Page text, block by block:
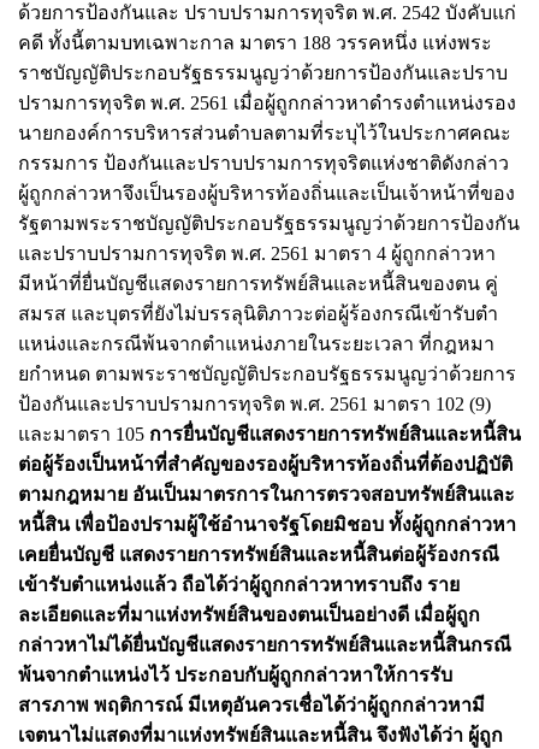
ด้วยการป้องกันและ ปราบปรามการทุจริต พ.ศ. 2542 บังคับแก่
คดี ทั้งนี้ตามบทเฉพาะกาล มาตรา 188 วรรคหนึ่ง แห่งพระ
ราชบัญญัติประกอบรัฐธรรมนูญว่าด้วยการป้องกันและปราบ
ปรามการทุจริต พ.ศ. 2561 เมื่อผู้ถูกกล่าวหาดํารงตําแหน่งรอง
นายกองค์การบริหารส่วนตําบลตามที่ระบุไว้ในประกาศคณะ
กรรมการ ป้องกันและปราบปรามการทุจริตแห่งชาติดังกล่าว
ผู้ถูกกล่าวหาจึงเป็นรองผู้บริหารท้องถิ่นและเป็นเจ้าหน้าที่ของ
รัฐตามพระราชบัญญัติประกอบรัฐธรรมนูญว่าด้วยการป้องกัน
และปราบปรามการทุจริต พ.ศ. 2561 มาตรา 4 ผู้ถูกกล่าวหา
มีหน้าที่ยื่นบัญชีแสดงรายการทรัพย์สินและหนี้สินของตน คู่
สมรส และบุตรที่ยังไม่บรรลุนิติภาวะต่อผู้ร้องกรณีเข้ารับตํา
แหน่งและกรณีพ้นจากตําแหน่งภายในระยะเวลา ที่กฎหมา
ยกําหนด ตามพระราชบัญญัติประกอบรัฐธรรมนูญว่าด้วยการ
ป้องกันและปราบปรามการทุจริต พ.ศ. 2561 มาตรา 102 (9)
และมาตรา 105 การยื่นบัญชีแสดงรายการทรัพย์สินและหนี้สิน
ต่อผู้ร้องเป็นหน้าที่สําคัญของรองผู้บริหารท้องถิ่นที่ต้องปฏิบัติ
ตามกฎหมาย อันเป็นมาตรการในการตรวจสอบทรัพย์สินและ
หนี้สิน เพื่อป้องปรามผู้ใช้อํานาจรัฐโดยมิชอบ ทั้งผู้ถูกกล่าวหา
เคยยื่นบัญชี แสดงรายการทรัพย์สินและหนี้สินต่อผู้ร้องกรณี
เข้ารับตําแหน่งแล้ว ถือได้ว่าผู้ถูกกล่าวหาทราบถึง ราย
ละเอียดและที่มาแห่งทรัพย์สินของตนเป็นอย่างดี เมื่อผู้ถูก
กล่าวหาไม่ได้ยื่นบัญชีแสดงรายการทรัพย์สินและหนี้สินกรณี
พ้นจากตําแหน่งไว้ ประกอบกับผู้ถูกกล่าวหาให้การรับ
สารภาพ พฤติการณ์ มีเหตุอันควรเชื่อได้ว่าผู้ถูกกล่าวหามี
เจตนาไม่แสดงที่มาแห่งทรัพย์สินและหนี้สิน จึงฟังได้ว่า ผู้ถูก